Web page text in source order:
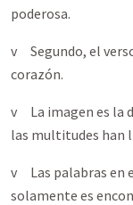
poderosa.
v Segundo, el
corazón.
v La imagen es la
las multitudes han
v Las palabras en
solamente es